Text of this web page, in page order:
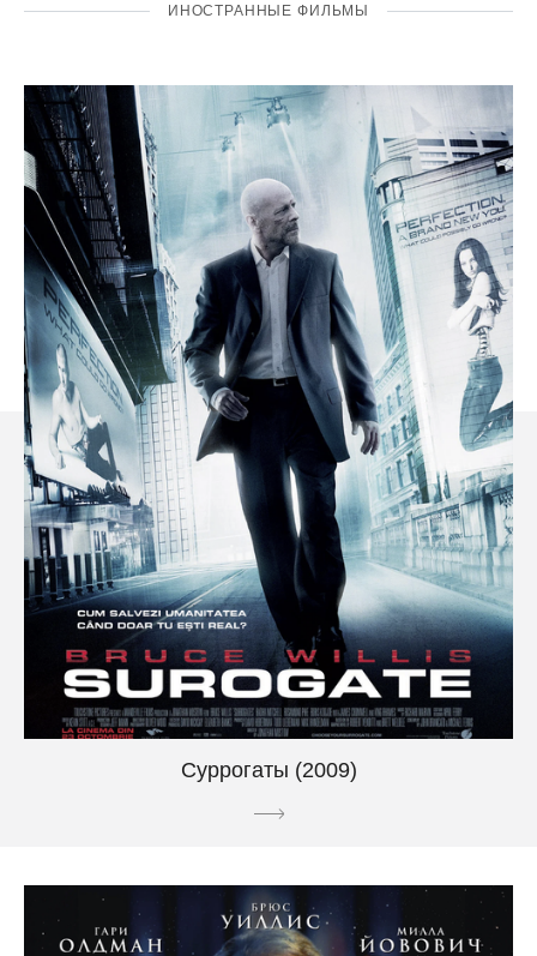
ИНОСТРАННЫЕ ФИЛЬМЫ
Суррогаты (2009)